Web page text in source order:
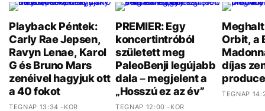
Playback Péntek:
Carly Rae Jepsen,
Ravyn Lenae, Karol
G és Bruno Mars
zenéivel hagyjuk ott
a 40 fokot
TEGNAP 13:34 -KOR
PREMIER: Egy
koncertintróból
született meg
PaleoBenji legújabb
dala – megjelent a
„Hosszú ez az év”
TEGNAP 12:00 -KOR
Orbit, a
díjas
TEGNAP